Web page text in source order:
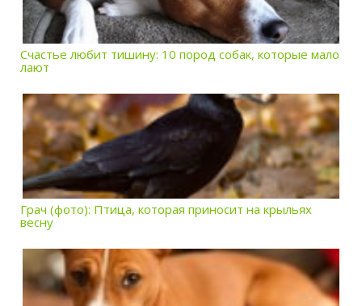
Счастье любит тишину: 10 пород собак, которые мало
лают
Грач (фото): Птица, которая приносит на крыльях
весну